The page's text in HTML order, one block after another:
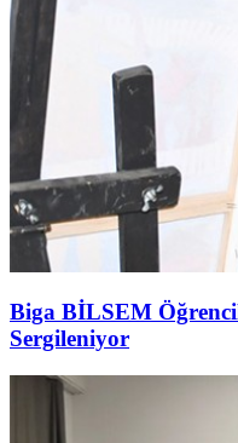
Biga BİLSEM
Sergileniyor